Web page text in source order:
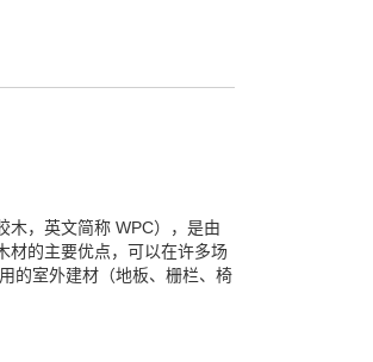
木，英文简称 WPC），是由
材的主要优点，可以在许多场
的室外建材（地板、栅栏、椅